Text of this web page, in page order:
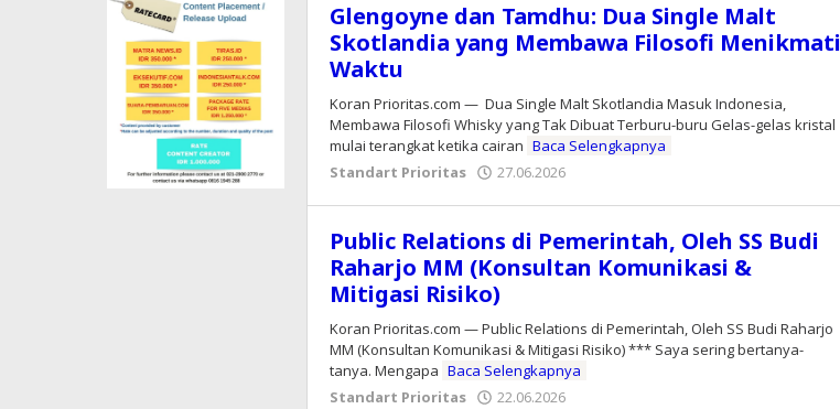
Glengoyne dan Tamdhu: Dua Single Malt
Skotlandia yang Membawa Filosofi Menikmati
Waktu
Koran Prioritas.com — Dua Single Malt Skotlandia Masuk Indonesia,
Membawa Filosofi Whisky yang Tak Dibuat Terburu-buru Gelas-gelas kristal
mulai terangkat ketika cairan Baca Selengkapnya
Standart Prioritas
27.06.2026
Public Relations di Pemerintah, Oleh SS Budi
Raharjo MM (Konsultan Komunikasi &
Mitigasi Risiko)
Koran Prioritas.com — Public Relations di Pemerintah, Oleh SS Budi Raharjo
MM (Konsultan Komunikasi & Mitigasi Risiko) *** Saya sering bertanya-
tanya. Mengapa Baca Selengkapnya
Standart Prioritas
22.06.2026